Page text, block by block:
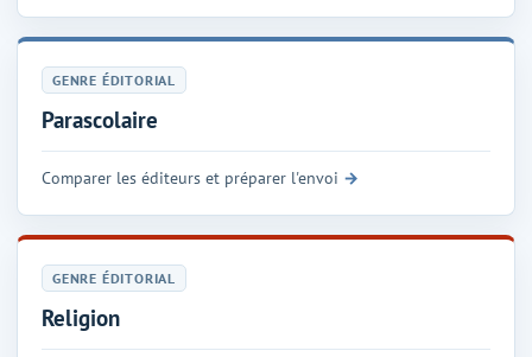
GENRE ÉDITORIAL
Parascolaire
Comparer les éditeurs et préparer l'envoi
GENRE ÉDITORIAL
Religion